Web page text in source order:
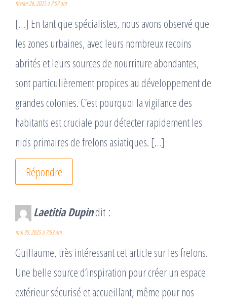
février 26, 2025 à 7:07 am
[…] En tant que spécialistes, nous avons observé que
les zones urbaines, avec leurs nombreux recoins
abrités et leurs sources de nourriture abondantes,
sont particulièrement propices au développement de
grandes colonies. C’est pourquoi la vigilance des
habitants est cruciale pour détecter rapidement les
nids primaires de frelons asiatiques. […]
Répondre
Laetitia Dupindit :
mai 30, 2025 à 7:53 am
Guillaume, très intéressant cet article sur les frelons.
Une belle source d’inspiration pour créer un espace
extérieur sécurisé et accueillant, même pour nos